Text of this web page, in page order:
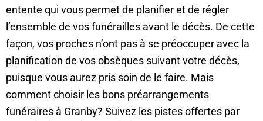
entente qui vous permet de planifier et de régler
l’ensemble de vos funérailles avant le décès. De cette
façon, vos proches n’ont pas à se préoccuper avec la
planification de vos obsèques suivant votre décès,
puisque vous aurez pris soin de le faire. Mais
comment choisir les bons préarrangements
funéraires à Granby? Suivez les pistes offertes par